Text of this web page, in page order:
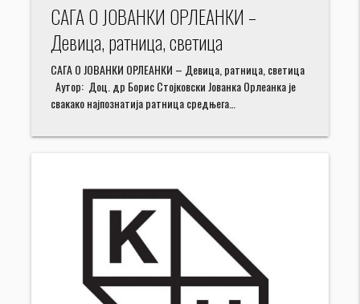
САГА О ЈОВАНКИ ОРЛЕАНКИ –
Девица, ратница, светица
САГА О ЈОВАНКИ ОРЛЕАНКИ – Девица, ратница, светица
Аутор: Доц. др Борис Стојковски Joванка Орлеанка је
свакако најпознатија ратница средњега…